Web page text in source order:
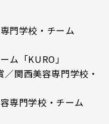
門学校・チーム
ム「KURO」
関西美容専門学校・
専門学校・チーム